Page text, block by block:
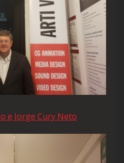
e Jorge Cury Neto